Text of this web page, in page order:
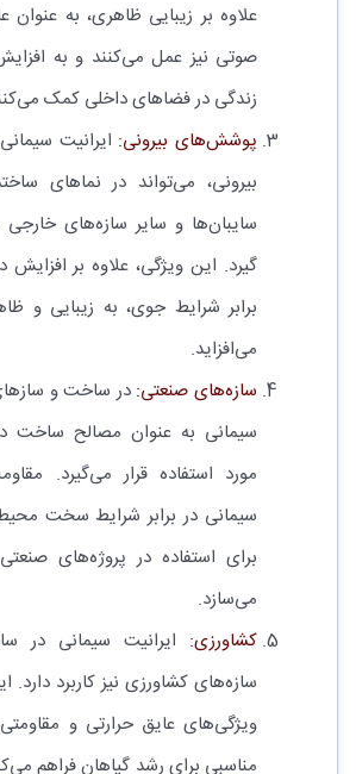
علاوه بر زیبایی ظاهری، به عنوان
صوتی نیز عمل می‌کنند و به
زندگی در فضاهای داخلی کمک
پوشش‌های بیرونی: ایرانیت
بیرونی، می‌تواند در نماهای
سایبان‌ها و سایر سازه‌های خارجی
گیرد. این ویژگی، علاوه بر
برابر شرایط جوی، به زیبایی و
می‌افزاید.
سازه‌های صنعتی: در ساخت و
سیمانی به عنوان مصالح ساخت
مورد استفاده قرار می‌گیرد.
سیمانی در برابر شرایط سخت
برای استفاده در پروژه‌های
می‌سازد.
کشاورزی: ایرانیت سیمانی در
سازه‌های کشاورزی نیز کاربرد دارد.
ویژگی‌های عایق حرارتی و
مناسبی برای رشد گیاهان فراهم